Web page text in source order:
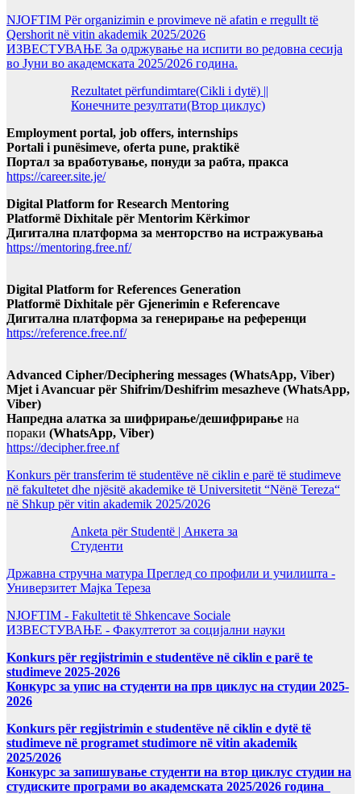
NJOFTIM Për organizimin e provimeve në afatin e rregullt të
Qershorit në vitin akademik 2025/2026
ИЗВЕСТУВАЊЕ За одржување на испити во редовна сесија
во Јуни во академската 2025/2026 година.
Rezultatet përfundimtare(Cikli i dytë) ||
Конечните резултати(Втор циклус)
Employment portal, job offers, internships
Portali i punësimeve, oferta pune, praktikë
Портал за вработување, понуди за рабта, пракса
https://career.site.je/
Digital Platform for Research Mentoring
Platformë Dixhitale për Mentorim Kërkimor
Дигитална платформа за менторство на истражувања
https://mentoring.free.nf/
Digital Platform for References Generation
Platformë Dixhitale për Gjenerimin e Referencave
Дигитална платформа за генерирање на референци
https://reference.free.nf/
Advanced Cipher/Deciphering messages (WhatsApp, Viber)
Mjet i Avancuar për Shifrim/Deshifrim mesazheve (WhatsApp,
Viber)
Напредна алатка за шифрирање/дешифрирање на
пораки (WhatsApp, Viber)
https://decipher.free.nf
Konkurs për transferim të studentëve në ciklin e parë të studimeve
në fakultetet dhe njësitë akademike të Universitetit “Nënë Tereza“
në Shkup për vitin akademik 2025/2026
Anketa për Studentë | Анкета за
Студенти
Државна стручна матура Преглед со профили и училишта -
Универзитет Мајка Тереза
NJOFTIM - Fakultetit të Shkencave Sociale
ИЗВЕСТУВАЊЕ - Факултетот за социјални науки
Konkurs për regjistrimin e studentëve në ciklin e parë te
studimeve 2025-2026
Конкурс за упис на студенти на прв циклус на студии 2025-
2026
Konkurs për regjistrimin e studentëve në ciklin e dytë të
studimeve në programet studimore në vitin akademik
2025/2026
Конкурс за запишување студенти на втор циклус студии на
студиските програми во академската 2025/2026 година